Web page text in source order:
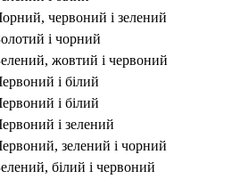
чорний, червоний і зелений
золотий і чорний
зелений, жовтий і червоний
червоний і білий
червоний і білий
червоний і зелений
червоний, зелений і чорний
зелений, білий і червоний